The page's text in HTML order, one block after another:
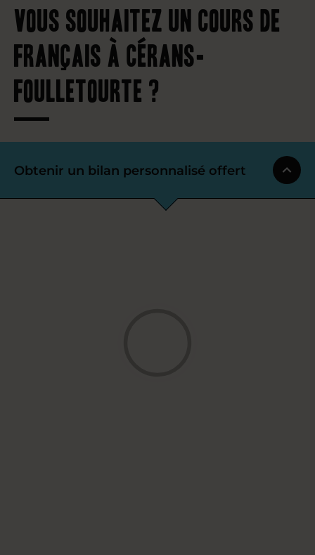
Vous souhaitez un cours de
français à Cérans-
Foulletourte ?
Obtenir un bilan personnalisé offert